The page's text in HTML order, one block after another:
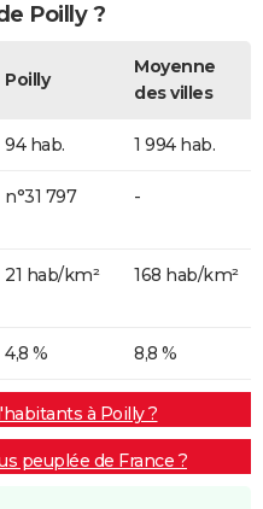
Poilly ?
Poilly
Moyenne
des villes
94 hab. 1 994 hab.
n°31 797 -
21 hab/km² 168 hab/km²
4,8 % 8,8 %
à Poilly ?
peuplée de France ?